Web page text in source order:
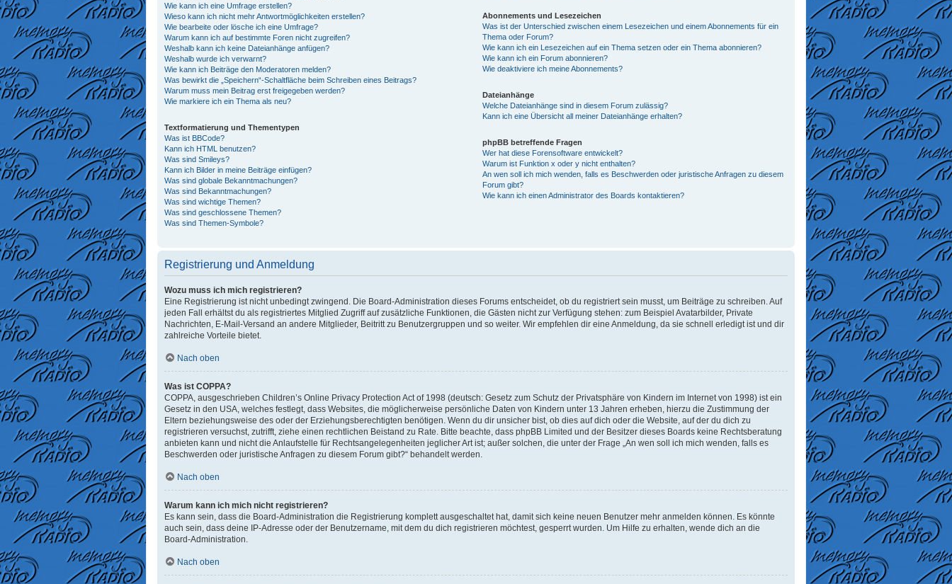
Wie kann ich eine Umfrage erstellen?
Wieso kann ich nicht mehr Antwortmöglichkeiten erstellen?
Wie bearbeite oder lösche ich eine Umfrage?
Warum kann ich auf bestimmte Foren nicht zugreifen?
Weshalb kann ich keine Dateianhänge anfügen?
Weshalb wurde ich verwarnt?
Wie kann ich Beiträge den Moderatoren melden?
Was bewirkt die „Speichern“-Schaltfläche beim Schreiben eines Beitrags?
Warum muss mein Beitrag erst freigegeben werden?
Wie markiere ich ein Thema als neu?
Textformatierung und Thementypen
Was ist BBCode?
Kann ich HTML benutzen?
Was sind Smileys?
Kann ich Bilder in meine Beiträge einfügen?
Was sind globale Bekanntmachungen?
Was sind Bekanntmachungen?
Was sind wichtige Themen?
Was sind geschlossene Themen?
Was sind Themen-Symbole?
Abonnements und Lesezeichen
Was ist der Unterschied zwischen einem Lesezeichen und einem Abonnements für ein
Thema oder Forum?
Wie kann ich ein Lesezeichen auf ein Thema setzen oder ein Thema abonnieren?
Wie kann ich ein Forum abonnieren?
Wie deaktiviere ich meine Abonnements?
Dateianhänge
Welche Dateianhänge sind in diesem Forum zulässig?
Kann ich eine Übersicht all meiner Dateianhänge erhalten?
phpBB betreffende Fragen
Wer hat diese Forensoftware entwickelt?
Warum ist Funktion x oder y nicht enthalten?
An wen soll ich mich wenden, falls es Beschwerden oder juristische Anfragen zu diesem
Forum gibt?
Wie kann ich einen Administrator des Boards kontaktieren?
Registrierung und Anmeldung
Wozu muss ich mich registrieren?
Eine Registrierung ist nicht unbedingt zwingend. Die Board-Administration dieses Forums entscheidet, ob du registriert sein musst, um Beiträge zu schreiben. Auf
jeden Fall erhältst du als registriertes Mitglied Zugriff auf zusätzliche Funktionen, die Gästen nicht zur Verfügung stehen: zum Beispiel Avatarbilder, Private
Nachrichten, E-Mail-Versand an andere Mitglieder, Beitritt zu Benutzergruppen und so weiter. Wir empfehlen dir eine Anmeldung, da sie schnell erledigt ist und dir
zahlreiche Vorteile bietet.
Nach oben
Was ist COPPA?
COPPA, ausgeschrieben Children’s Online Privacy Protection Act of 1998 (deutsch: Gesetz zum Schutz der Privatsphäre von Kindern im Internet von 1998) ist ein
Gesetz in den USA, welches festlegt, dass Websites, die möglicherweise persönliche Daten von Kindern unter 13 Jahren erheben, hierzu die Zustimmung der
Eltern beziehungsweise des oder der Erziehungsberechtigten benötigen. Wenn du dir unsicher bist, ob dies auf dich oder die Website, auf der du dich zu
registrieren versuchst, zutrifft, ziehe einen rechtlichen Beistand zu Rate. Bitte beachte, dass phpBB Limited und der Besitzer dieses Boards keine Rechtsberatung
anbieten kann und nicht die Anlaufstelle für Rechtsangelegenheiten jeglicher Art ist; außer solchen, die unter der Frage „An wen soll ich mich wenden, falls es
Beschwerden oder juristische Anfragen zu diesem Forum gibt?“ behandelt werden.
Nach oben
Warum kann ich mich nicht registrieren?
Es kann sein, dass die Board-Administration die Registrierung komplett ausgeschaltet hat, damit sich keine neuen Benutzer mehr anmelden können. Es könnte
auch sein, dass deine IP-Adresse oder der Benutzername, mit dem du dich registrieren möchtest, gesperrt wurden. Um Hilfe zu erhalten, wende dich an die
Board-Administration.
Nach oben